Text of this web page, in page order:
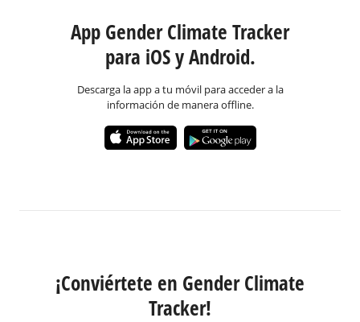
App Gender Climate Tracker
para iOS y Android.
Descarga la app a tu móvil para acceder a la
información de manera offline.
¡Conviértete en Gender Climate
Tracker!